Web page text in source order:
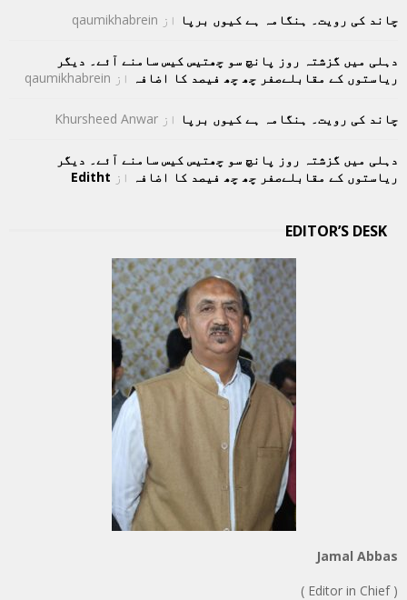
چاند کی رویت۔ ہنگامہ ہے کیوں برپا از qaumikhabrein
دہلی میں گزشتہ روز پانچ سو چھتیس کیس سامنے آئے۔ دیگر
ریاستوں کے مقابلےصفر چھ چھ فیصد کا اضافہ
از qaumikhabrein
چاند کی رویت۔ ہنگامہ ہے کیوں برپا از Khursheed Anwar
دہلی میں گزشتہ روز پانچ سو چھتیس کیس سامنے آئے۔ دیگر
ریاستوں کے مقابلےصفر چھ چھ فیصد کا اضافہ
از Editht
EDITOR’S DESK
Jamal Abbas
( Editor in Chief )